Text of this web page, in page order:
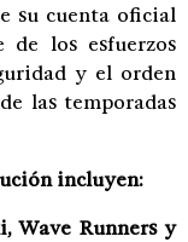
su cuenta oficial
los esfuerzos
y el orden
las temporadas
incluyen:
Wave Runners y